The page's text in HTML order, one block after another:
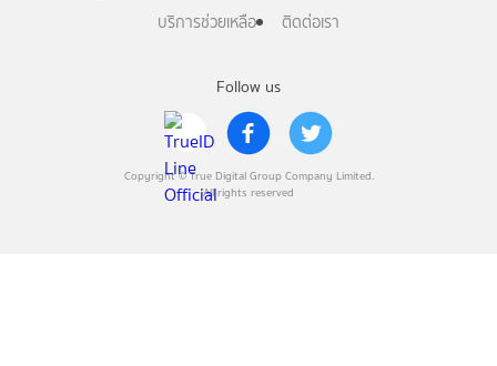
Follow us
Copyright © True Digital Group Company Limited.
All rights reserved
บริการช่วยเหลือ
ติดต่อเรา